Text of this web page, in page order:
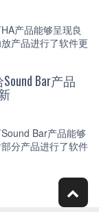
产品能够呈现良
产品进行了软件更
Bar产品
Bar产品能够
分产品进行了软件